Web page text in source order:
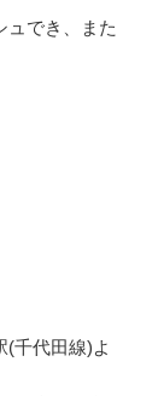
ュでき、また
千代田線)よ